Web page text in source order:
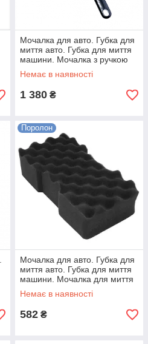
Мочалка для авто. Губка для
миття авто. Губка для миття
машини. Мочалка з ручкою
для миття авто з поролону
Немає в наявності
1 380 ₴
Поролон
Мочалка для авто. Губка для
миття авто. Губка для миття
машини. Мочалка для миття
авто з поролону
Немає в наявності
582 ₴